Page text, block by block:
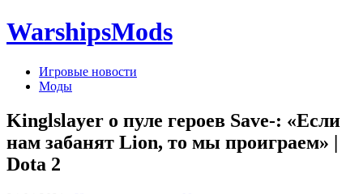
WarshipsMods
Игровые новости
Моды
Kinglslayer о пуле героев Save-: «Если
нам забанят Lion, то мы проиграем» |
Dota 2